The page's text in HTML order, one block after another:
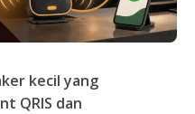
kecil yang
QRIS dan